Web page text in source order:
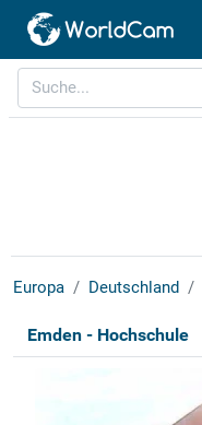
Europa Deutschland
Emden - Hochschule